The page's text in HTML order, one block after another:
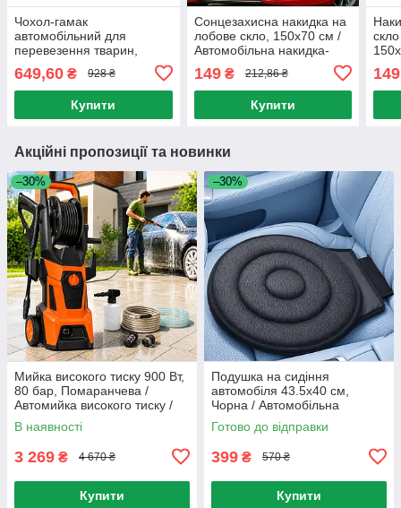
Чохол-гамак
автомобільний для
перевезення тварин,
Накидка на заднє сидіння
авто для собак
649,60 ₴ 928 ₴
Купити
Сонцезахисна накидка на
лобове скло, 150х70 см /
Автомобільна накидка-
149₴ 212,86 ₴
Купити
скло
від
149
Акційні пропозиції та новинки
–30%
Мийка високого тиску 900 Вт,
80 бар, Помаранчева /
Автомийка високого тиску /
Міні мийка / Мийка для
машини
В наявності
3 269 ₴ 4 670 ₴
Купити
–30%
Подушка на сидіння
автомобіля 43.5х40 см,
Чорна / Автомобільна
подушка на сидіння /
Обертова подушка для авто
Готово до відправки
399 ₴ 570 ₴
Купити